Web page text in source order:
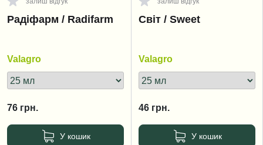
Радіфарм / Radifarm
Valagro
76 грн.
У кошик
Світ / Sweet
Valagro
46 грн.
У кошик